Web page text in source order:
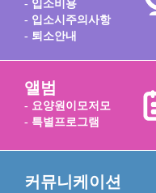
- 입소비용
- 입소시주의사항
- 퇴소안내
앨범
- 요양원이모저모
- 특별프로그램
커뮤니케이션